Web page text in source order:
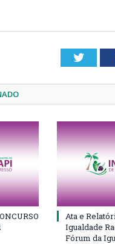
Ata e
Igualdade
Fórum da